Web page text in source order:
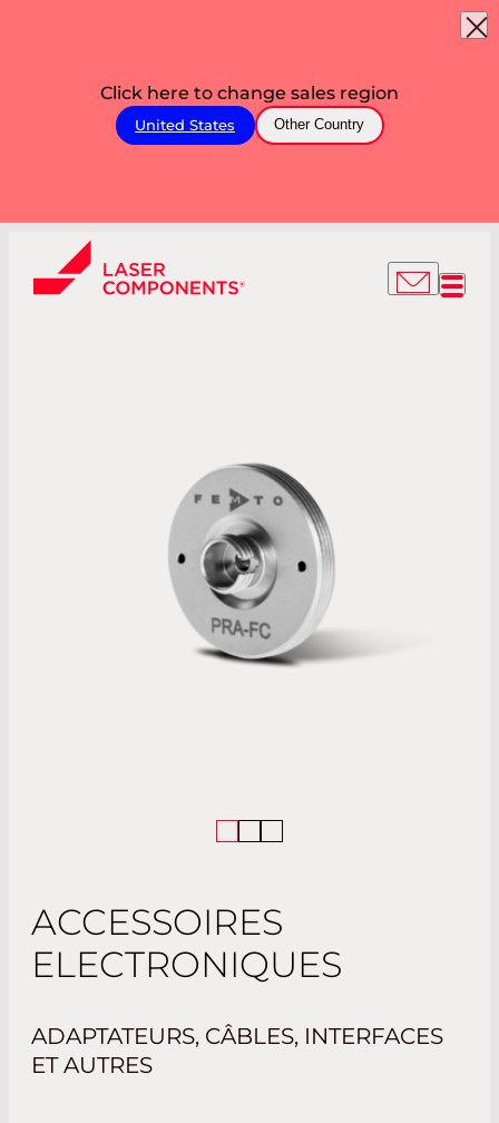
Click here to change sales region
United States Other Country
ACCESSOIRES
ELECTRONIQUES
ADAPTATEURS, CÂBLES, INTERFACES
ET AUTRES